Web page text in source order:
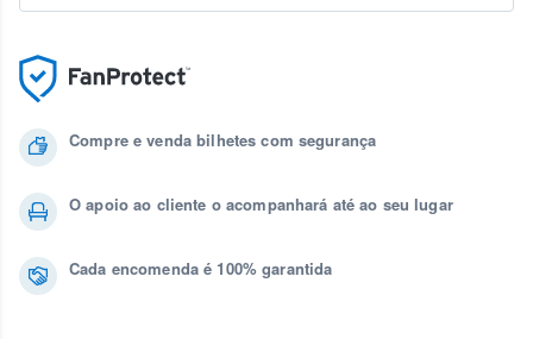
Compre e venda bilhetes com segurança
O apoio ao cliente o acompanhará até ao seu lugar
Cada encomenda é 100% garantida